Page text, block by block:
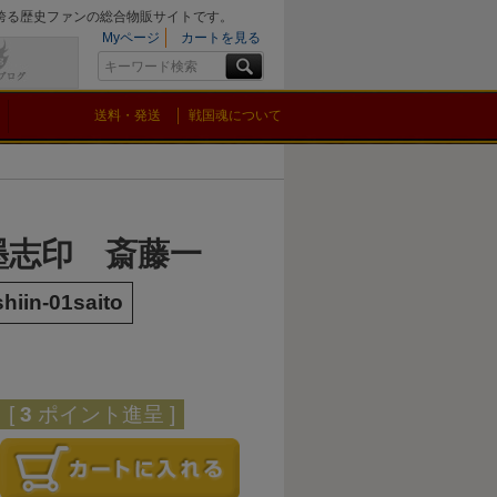
歴史ファンの総合物販サイトです。
Myページ
カートを見る
送料・発送 戦国魂について
志印 斎藤一
01saito
[ 3 ポイント進呈 ]